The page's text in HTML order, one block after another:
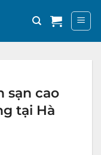
sạn cao
tại Hà